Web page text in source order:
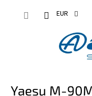
EUR
Yaesu M-